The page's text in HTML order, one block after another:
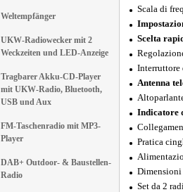
Weltempfänger
UKW-Radiowecker mit 2
Weckzeiten und LED-Anzeige
Tragbarer Akku-CD-Player
mit UKW-Radio, Bluetooth,
USB und Aux
FM-Taschenradio mit MP3-
Player
DAB+ Outdoor- & Baustellen-
Radio
Scala di
Scelta
Interruttore
Antenna
Indicatore
Pratica
Dimensioni
Set da 2